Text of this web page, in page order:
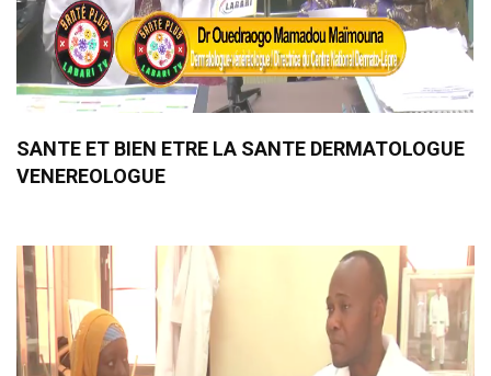
SANTE ET BIEN ETRE LA SANTE DERMATOLOGUE
VENEREOLOGUE